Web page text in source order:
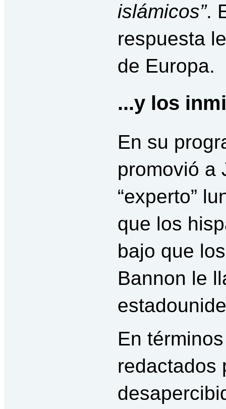
islámicos”.
respuesta
de Europa.
...y los
En su
promovió a
“experto”
que los
bajo que
Bannon le
En
redactados